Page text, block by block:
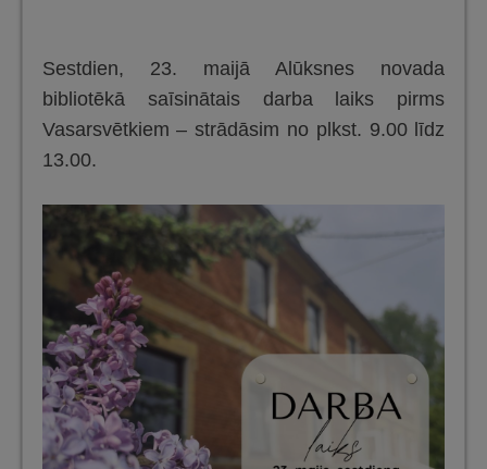
Sestdien, 23. maijā Alūksnes novada
bibliotēkā saīsinātais darba laiks pirms
Vasarsvētkiem – strādāsim no plkst. 9.00 līdz
13.00.